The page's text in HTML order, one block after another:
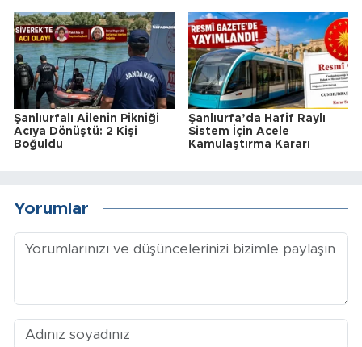
Şanlıurfalı Ailenin Pikniği
Acıya Dönüştü: 2 Kişi
Boğuldu
Şanlıurfa’da Hafif Raylı
Sistem İçin Acele
Kamulaştırma Kararı
Yorumlar